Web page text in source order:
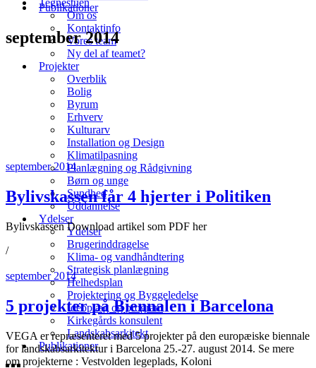
Tegnestuen
Om os
Kontaktinfo
Vores team
Ny del af teamet?
Projekter
Overblik
Bolig
Byrum
Erhverv
Kulturarv
Installation og Design
Klimatilpasning
Planlægning og Rådgivning
Børn og unge
Sundhed
Uddannelse
Ydelser
Ydelser
Brugerinddragelse
Klima- og vandhåndtering
Strategisk planlægning
Helhedsplan
Projektering og Byggeledelse
Idéoplæg og program
Kirkegårds konsulent
Landskabsarkitekt
Publikationer
Publikationer
september 2014
september 2014
Bylivskassen får 4 hjerter i Politiken
Bylivskassen Download artikel som PDF her
/
september 2014
5 projekter på Biennalen i Barcelona
VEGA er repræsenteret med 5 projekter på den europæiske biennale
for landskabsarkitektur i Barcelona 25.-27. august 2014. Se mere
om projekterne : Vestvolden legeplads, Koloni